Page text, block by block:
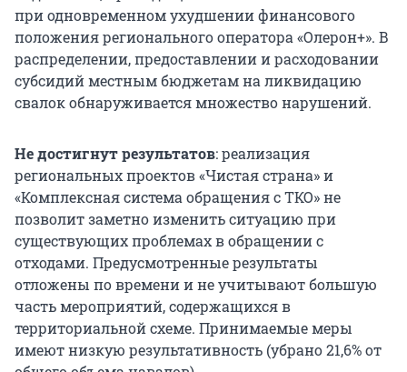
при одновременном ухудшении финансового
положения регионального оператора «Олерон+». В
распределении, предоставлении и расходовании
субсидий местным бюджетам на ликвидацию
свалок обнаруживается множество нарушений.
Не достигнут результатов: реализация
региональных проектов «Чистая страна» и
«Комплексная система обращения с ТКО» не
позволит заметно изменить ситуацию при
существующих проблемах в обращении с
отходами. Предусмотренные результаты
отложены по времени и не учитывают большую
часть мероприятий, содержащихся в
территориальной схеме. Принимаемые меры
имеют низкую результативность (убрано 21,6% от